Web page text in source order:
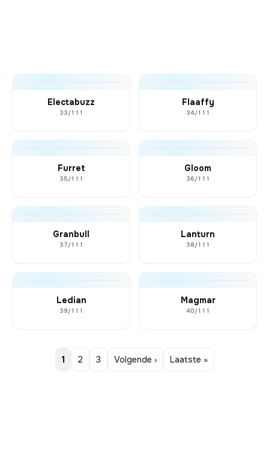
Electabuzz
33/111
Flaaffy
34/111
Furret
35/111
Gloom
36/111
Granbull
37/111
Lanturn
38/111
Ledian
39/111
Magmar
40/111
1 2 3 Volgende › Laatste »